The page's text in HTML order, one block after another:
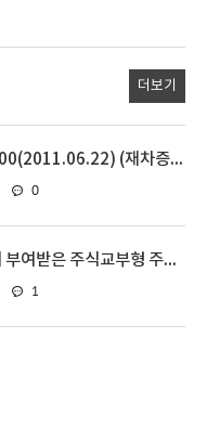
더보기
증여세 과세가액 /재산-300(2011.06.22) (재차증여의 합산기간)
0
주권 비상장법인으로부터 부여받은 주식교부형 주식매수선택권의 행사이익 산정방법 / 사전법규소득2022-621(2022.06.22)
1